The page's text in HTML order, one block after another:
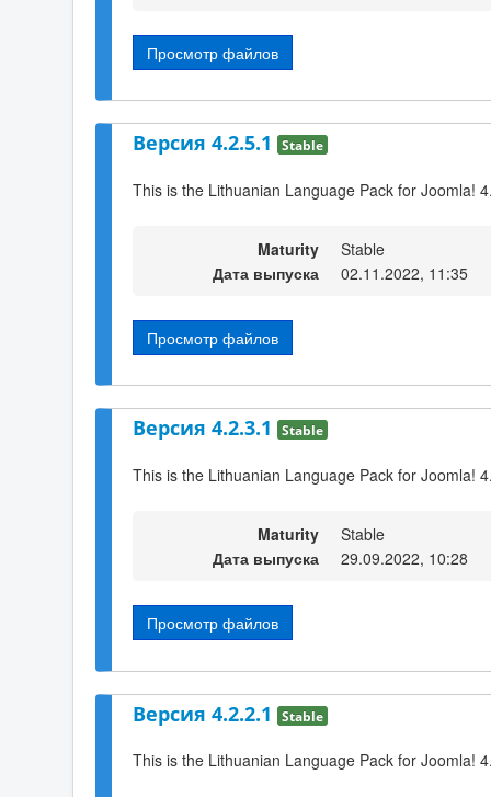
Просмотр файлов
Версия 4.2.5.1 Stable
This is the Lithuanian Language Pack for Joomla!
Maturity
Stable
Дата выпуска
02.11.2022, 11:35
Просмотр файлов
Версия 4.2.3.1 Stable
This is the Lithuanian Language Pack for Joomla!
Maturity
Stable
Дата выпуска
29.09.2022, 10:28
Просмотр файлов
Версия 4.2.2.1 Stable
This is the Lithuanian Language Pack for Joomla!